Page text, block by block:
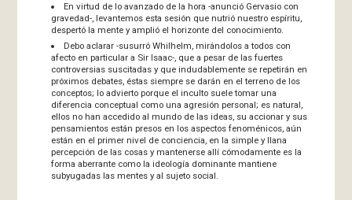
En virtud de lo avanzado de la hora -anunció Gervasio con
gravedad-, levantemos esta sesión que nutrió nuestro espíritu,
despertó la mente y amplió el horizonte del conocimiento.
Debo aclarar -susurró Whilhelm, mirándolos a todos con
afecto en particular a Sir Isaac-, que a pesar de las fuertes
controversias suscitadas y que indudablemente se repetirán en
próximos debates, éstas siempre se darán en el terreno de los
conceptos; lo advierto porque el inculto suele tomar una
diferencia conceptual como una agresión personal; es natural,
ellos no han accedido al mundo de las ideas, su accionar y sus
pensamientos están presos en los aspectos fenoménicos, aún
están en el primer nivel de conciencia, en la simple y llana
percepción de las cosas y mantenerse allí cómodamente es la
forma aberrante como la ideología dominante mantiene
subyugadas las mentes y al sujeto social.